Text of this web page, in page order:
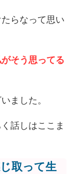
らなって思い
そう思ってる
ました。
話しはここま
取って生